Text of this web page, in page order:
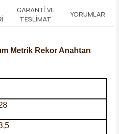
GARANTI VE
TESLIMAT
YORUMLAR
Metrik Rekor Anahtarı